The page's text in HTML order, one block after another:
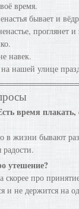
время.
бывает и
проглянет и
навек.
нашей улице
время плакать,
в жизни бывают
радости.
утешение?
скорее про
и не держится на